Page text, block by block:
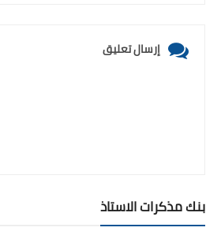
إرسال تعليق
بنك مذكرات الاستاذ